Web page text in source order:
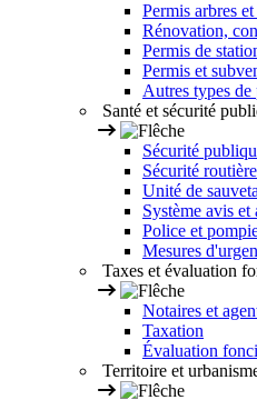
Permis arbres
Rénovation,
Permis de
Permis et
Autres types de
Santé et sécurité
Sécurité
Sécurité routière
Unité de
Système avis et
Police et
Mesures
Taxes et évaluation
Notaires et
Taxation
Évaluation
Territoire et